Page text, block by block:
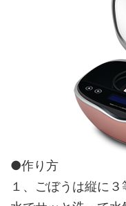
●作り方
１、ごぼうは縦に